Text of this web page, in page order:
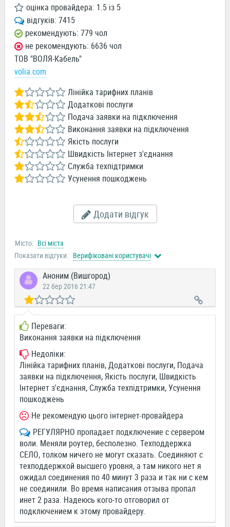
оцінка провайдера: 1.5 із 5
відгуків: 7415
рекомендують: 779 чол
не рекомендують: 6636 чол
ТОВ "ВОЛЯ-Кабель"
volia.com
Лінійка тарифних планів
Додаткові послуги
Подача заявки на підключення
Виконання заявки на підключення
Якість послуги
Швидкість Інтернет з'єднання
Служба техпідтримки
Усунення пошкоджень
Додати відгук
Місто: Всі міста
Показати відгуки: Верифіковані користувачі
Аноним (Вишгород)
22 бер 2016 21:47
Переваги:
Виконання заявки на підключення
Недоліки:
Лінійка тарифних планів, Додаткові послуги, Подача
заявки на підключення, Якість послуги, Швидкість
Інтернет з'єднання, Служба техпідтримки, Усунення
пошкоджень
Не рекомендую цього інтернет-провайдера
РЕГУЛЯРНО пропадает подключение с сервером
воли. Меняли роутер, бесполезно. Техподдержка
СЕЛО, толком ничего не могут сказать. Соединяют с
техподдержкой высшего уровня, а там никого нет я
ожидал соединения по 40 минут 3 раза и так ни с кем
не соединили. Во время написания отзыва пропал
инет 2 раза. Надеюсь кого-то отговорил от
подключением к этому провайдеру.